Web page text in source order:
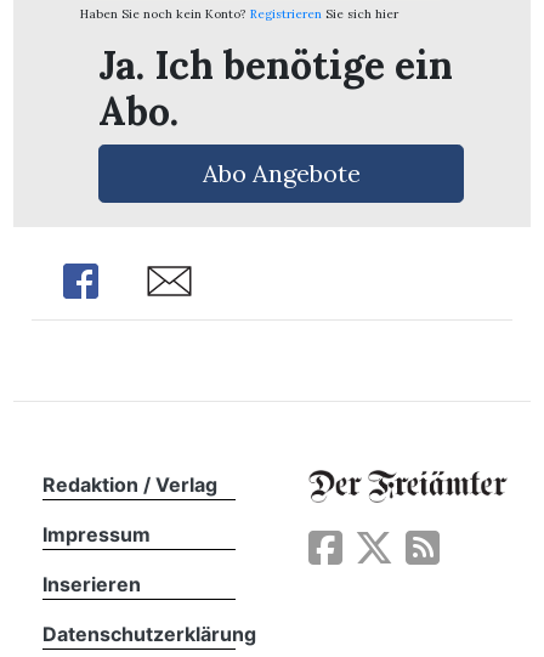
Haben Sie noch kein Konto? Registrieren Sie sich hier
Ja. Ich benötige ein
Abo.
Abo Angebote
Share Share
Redaktion / Verlag
Impressum
Inserieren
Datenschutzerklärung